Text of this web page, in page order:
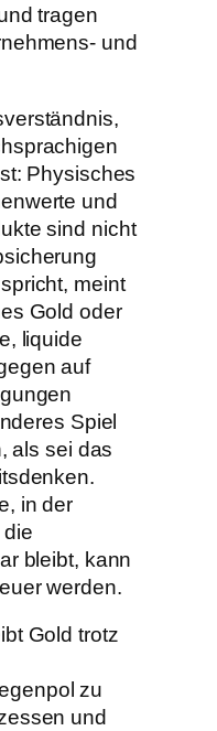
tragen
und
Physisches
und
sind nicht
meint
Gold oder
liquide
auf
Spiel
als sei das
in der
bleibt, kann
werden.
Gold trotz
zu
und